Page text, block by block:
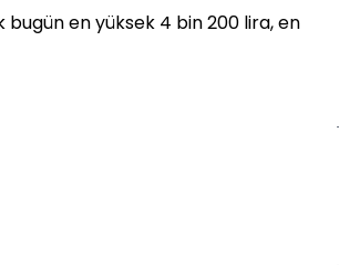
en yüksek 4 bin 200 lira, en